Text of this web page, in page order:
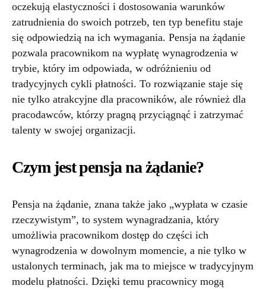
oczekują elastyczności i dostosowania warunków
zatrudnienia do swoich potrzeb, ten typ benefitu staje
się odpowiedzią na ich wymagania. Pensja na żądanie
pozwala pracownikom na wypłatę wynagrodzenia w
trybie, który im odpowiada, w odróżnieniu od
tradycyjnych cykli płatności. To rozwiązanie staje się
nie tylko atrakcyjne dla pracowników, ale również dla
pracodawców, którzy pragną przyciągnąć i zatrzymać
talenty w swojej organizacji.
Czym jest pensja na żądanie?
Pensja na żądanie, znana także jako „wypłata w czasie
rzeczywistym”, to system wynagradzania, który
umożliwia pracownikom dostęp do części ich
wynagrodzenia w dowolnym momencie, a nie tylko w
ustalonych terminach, jak ma to miejsce w tradycyjnym
modelu płatności. Dzięki temu pracownicy mogą